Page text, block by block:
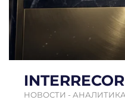
НОВОСТИ -